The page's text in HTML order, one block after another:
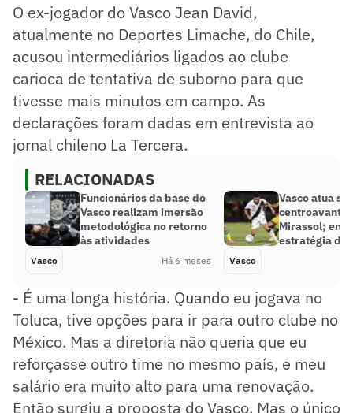
O ex-jogador do Vasco Jean David,
atualmente no Deportes Limache, do Chile,
acusou intermediários ligados ao clube
carioca de tentativa de suborno para que
tivesse mais minutos em campo. As
declarações foram dadas em entrevista ao
jornal chileno La Tercera.
RELACIONADAS
Funcionários da base do
Vasco realizam imersão
metodológica no retorno
às atividades
Vasco Há 6 meses
Vasco atua
centroavante
Mirassol;
estratégia de
Vasco
- É uma longa história. Quando eu jogava no
Toluca, tive opções para ir para outro clube no
México. Mas a diretoria não queria que eu
reforçasse outro time no mesmo país, e meu
salário era muito alto para uma renovação.
Então surgiu a proposta do Vasco. Mas o único